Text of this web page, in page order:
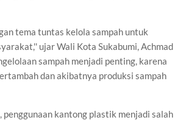
tema tuntas kelola sampah untuk
ujar Wali Kota Sukabumi, Achmad
sampah menjadi penting, karena
dan akibatnya produksi sampah
penggunaan kantong plastik menjadi salah